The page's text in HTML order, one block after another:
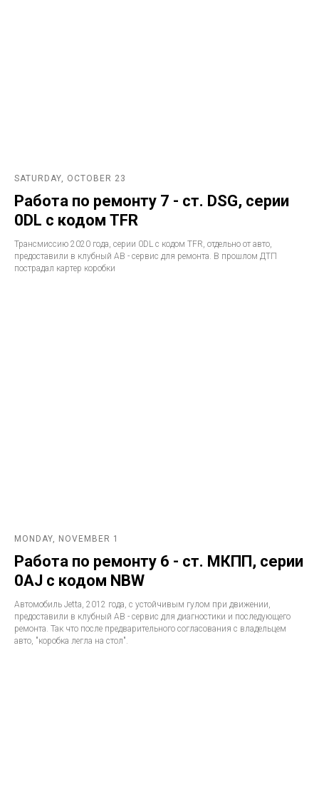
SATURDAY, OCTOBER 23
Работа по ремонту 7 - ст. DSG, серии
0DL с кодом TFR
Трансмиссию 2020 года, серии 0DL с кодом TFR, отдельно от авто,
предоставили в клубный АВ - сервис для ремонта. В прошлом ДТП
пострадал картер коробки
MONDAY, NOVEMBER 1
Работа по ремонту 6 - ст. МКПП, серии
0AJ с кодом NBW
Автомобиль Jetta, 2012 года, с устойчивым гулом при движении,
предоставили в клубный АВ - сервис для диагностики и последующего
ремонта. Так что после предварительного согласования с владельцем
авто, "коробка легла на стол".